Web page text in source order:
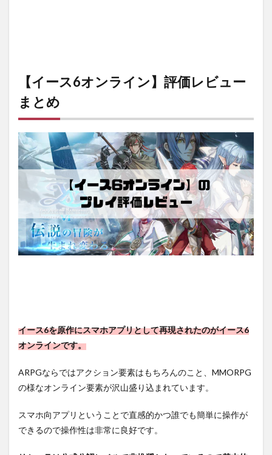
【イース6オンライン】評価レビュー
まとめ
イース6を原作にスマホアプリとして再現されたのがイース6
オンラインです。
ARPGならではアクション要素はもちろんのこと、MMORPG
の様なオンライン要素が沢山盛り込まれています。
スマホ向アプリということで直感的かつ誰でも簡単に操作が
できるので操作性は非常に良好です。